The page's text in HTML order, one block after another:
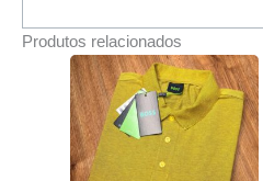
Produtos relacionados